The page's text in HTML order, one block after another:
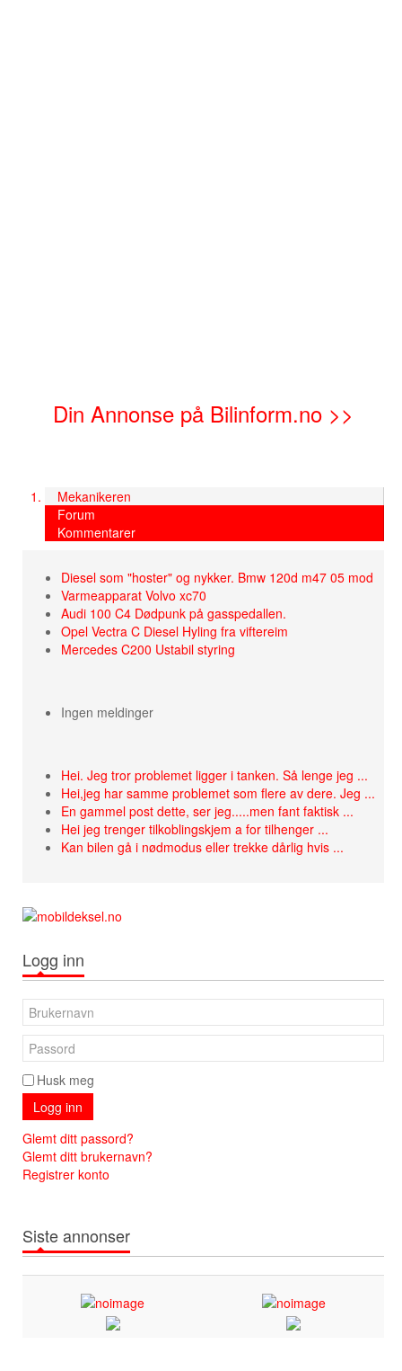
Din Annonse på Bilinform.no >>
Mekanikeren
Forum
Kommentarer
Diesel som "hoster" og nykker. Bmw 120d m47 05 mod
Varmeapparat Volvo xc70
Audi 100 C4 Dødpunk på gasspedallen.
Opel Vectra C Diesel Hyling fra viftereim
Mercedes C200 Ustabil styring
Ingen meldinger
Hei. Jeg tror problemet ligger i tanken. Så lenge jeg ...
Hei,jeg har samme problemet som flere av dere. Jeg ...
En gammel post dette, ser jeg.....men fant faktisk ...
Hei jeg trenger tilkoblingskjem a for tilhenger ...
Kan bilen gå i nødmodus eller trekke dårlig hvis ...
Logg inn
Husk meg
Logg inn
Glemt ditt passord?
Glemt ditt brukernavn?
Registrer konto
Siste annonser